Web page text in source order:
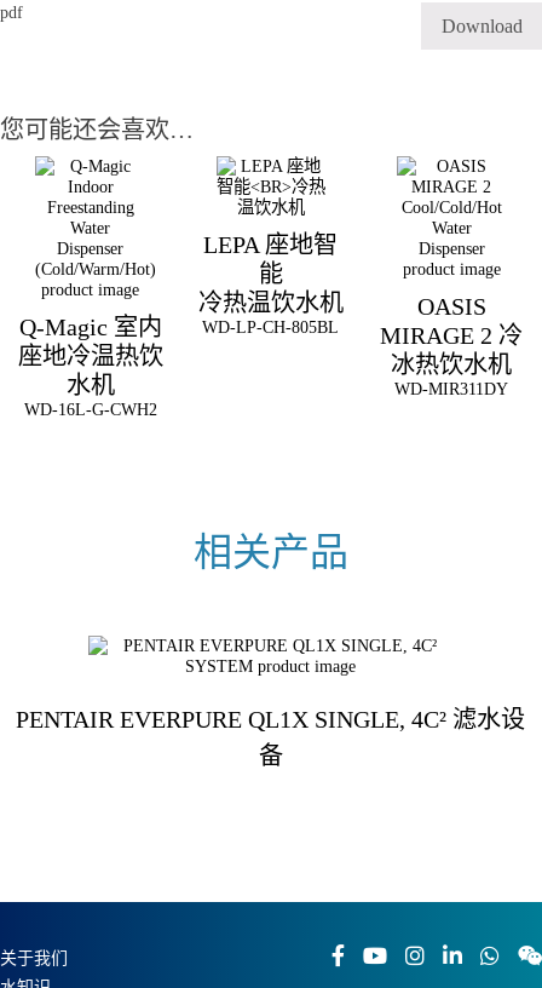
pdf
Download
您可能还会喜欢…
Q-Magic 室内
座地冷温热饮
水机
WD-16L-G-CWH2
LEPA 座地智
能
冷热温饮水机
WD-LP-CH-805BL
OASIS
MIRAGE 2 冷
冰热饮水机
WD-MIR311DY
PENTAIR EVERPURE QL1X SINGLE, 4C² 滤水设
备
关于我们